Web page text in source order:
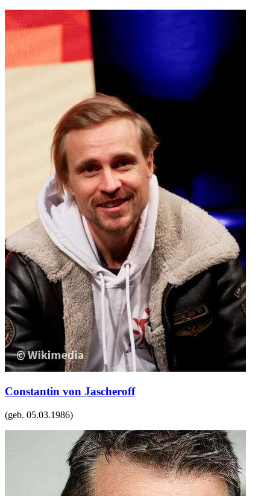
Constantin von Jascheroff
(geb. 05.03.1986)